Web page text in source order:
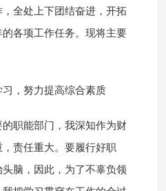
全处上下团结奋进，开拓
各项工作任务。现将主要
，努力提高综合素质
职能部门，我深知作为财
责任重大。要履行好职
脑，因此，为了不辜负领